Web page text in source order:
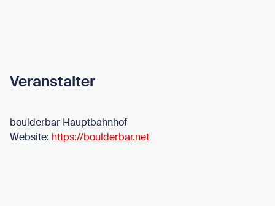
Veranstalter
boulderbar Hauptbahnhof
Website: https://boulderbar.net